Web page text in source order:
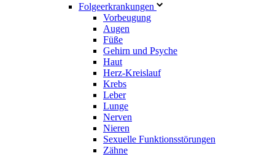
Folgeerkrankungen
Vorbeugung
Augen
Füße
Gehirn und Psyche
Haut
Herz-Kreislauf
Krebs
Leber
Lunge
Nerven
Nieren
Sexuelle Funktionsstörungen
Zähne